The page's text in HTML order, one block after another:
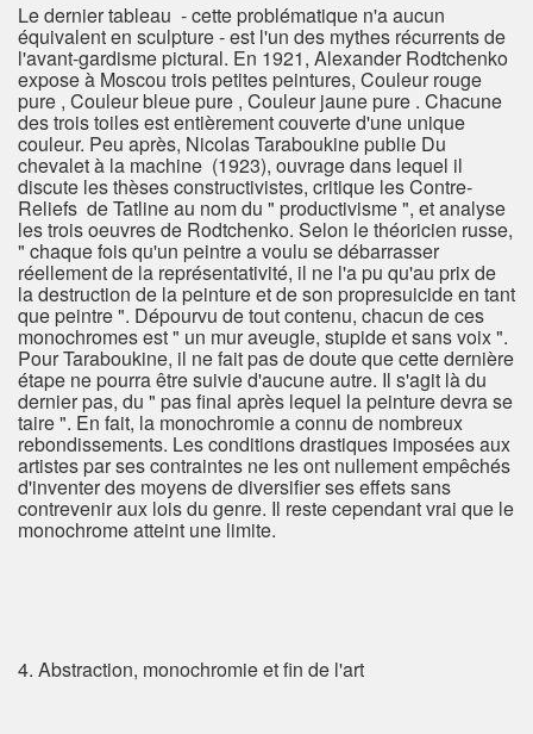
Le dernier tableau - cette problématique n'a aucun
équivalent en sculpture - est l'un des mythes récurrents de
l'avant-gardisme pictural. En 1921, Alexander Rodtchenko
expose à Moscou trois petites peintures, Couleur rouge
pure , Couleur bleue pure , Couleur jaune pure . Chacune
des trois toiles est entièrement couverte d'une unique
couleur. Peu après, Nicolas Taraboukine publie Du
chevalet à la machine (1923), ouvrage dans lequel il
discute les thèses constructivistes, critique les Contre-
Reliefs de Tatline au nom du " productivisme ", et analyse
les trois oeuvres de Rodtchenko. Selon le théoricien russe,
" chaque fois qu'un peintre a voulu se débarrasser
réellement de la représentativité, il ne l'a pu qu'au prix de
la destruction de la peinture et de son propresuicide en tant
que peintre ". Dépourvu de tout contenu, chacun de ces
monochromes est " un mur aveugle, stupide et sans voix ".
Pour Taraboukine, il ne fait pas de doute que cette dernière
étape ne pourra être suivie d'aucune autre. Il s'agit là du
dernier pas, du " pas final après lequel la peinture devra se
taire ". En fait, la monochromie a connu de nombreux
rebondissements. Les conditions drastiques imposées aux
artistes par ses contraintes ne les ont nullement empêchés
d'inventer des moyens de diversifier ses effets sans
contrevenir aux lois du genre. Il reste cependant vrai que le
monochrome atteint une limite.
4. Abstraction, monochromie et fin de l'art